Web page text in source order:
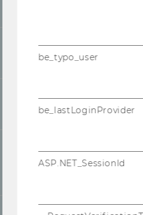
Behavioral Consequences
Inequality
HumLog in Emerging
DatenVerkehr
be_typo_user
be_lastLoginProvider
ASP.NET_SessionId